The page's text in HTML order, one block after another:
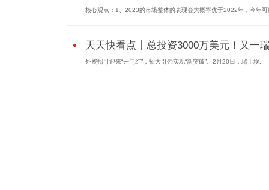
核心观点：1、2023的市场整体的表现会大概率优于2022年，今年可
天天快看点丨总投资3000万美元！又一
外资招引迎来“开门红”，招大引强实现“新突破”。2月20日，瑞士埃...